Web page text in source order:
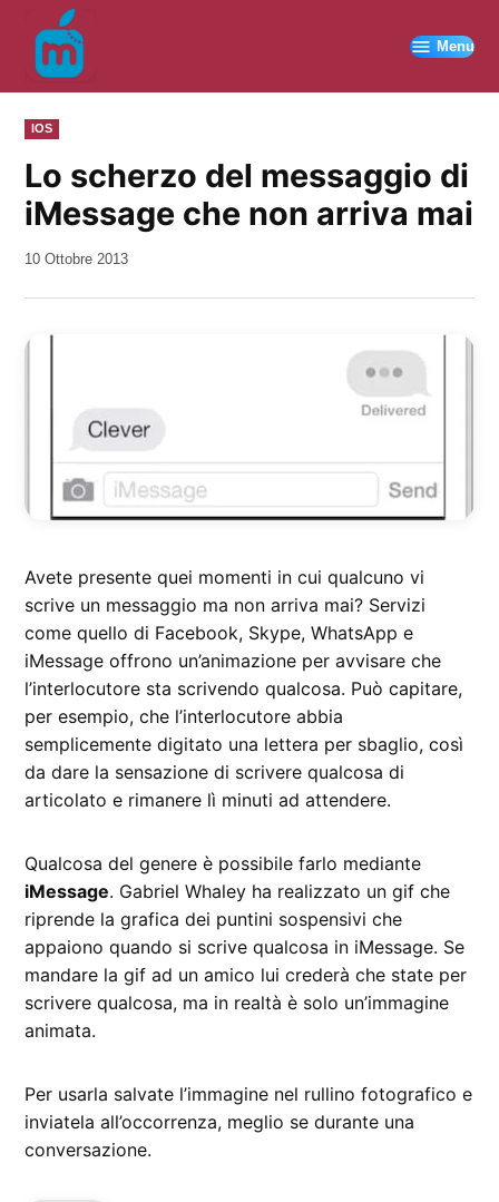
contenuto
Menu
PUBBLICATO
IN
IOS
Lo scherzo del messaggio di
iMessage che non arriva mai
da
10 Ottobre 2013
Avete presente quei momenti in cui qualcuno vi
scrive un messaggio ma non arriva mai? Servizi
come quello di Facebook, Skype, WhatsApp e
iMessage offrono un’animazione per avvisare che
l’interlocutore sta scrivendo qualcosa. Può capitare,
per esempio, che l’interlocutore abbia
semplicemente digitato una lettera per sbaglio, così
da dare la sensazione di scrivere qualcosa di
articolato e rimanere lì minuti ad attendere.
Qualcosa del genere è possibile farlo mediante
iMessage. Gabriel Whaley ha realizzato un gif che
riprende la grafica dei puntini sospensivi che
appaiono quando si scrive qualcosa in iMessage. Se
mandare la gif ad un amico lui crederà che state per
scrivere qualcosa, ma in realtà è solo un’immagine
animata.
Per usarla salvate l’immagine nel rullino fotografico e
inviatela all’occorrenza, meglio se durante una
conversazione.